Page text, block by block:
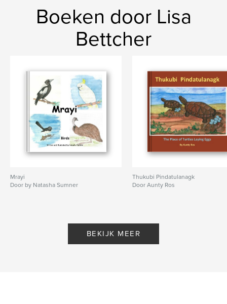
Boeken door Lisa
Bettcher
Mrayi
Door by Natasha Sumner
Thukubi Pindatulanagk
Door Aunty Ros
BEKIJK MEER